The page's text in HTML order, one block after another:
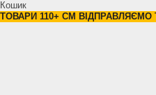
Кошик
ТОВАРИ 110+ СМ ВІДПРАВЛЯЄМО